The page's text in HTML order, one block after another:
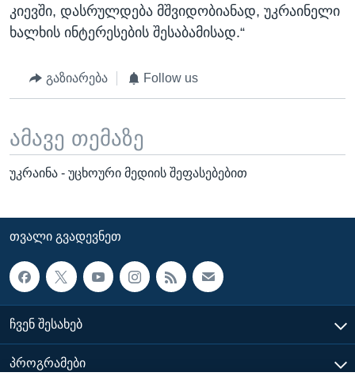
კიევში, დასრულდება მშვიდობიანად, უკრაინელი
ხალხის ინტერესების შესაბამისად.“
გაზიარება Follow us
ამავე თემაზე
უკრაინა - უცხოური მედიის შეფასებებით
ᲗᲕᲐᲚᲘ ᲒᲕᲐᲓᲔᲕᲜᲔᲗ
ᲩᲕᲔᲜ ᲨᲔᲡᲐᲮᲔᲑ
ᲞᲠᲝᲒᲠᲐᲛᲔᲑᲘ